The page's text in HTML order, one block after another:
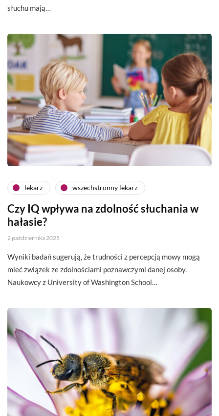
słuchu mają…
lekarz wszechstronny lekarz
Czy IQ wpływa na zdolność słuchania w
hałasie?
2 października 2025
Wyniki badań sugerują, że trudności z percepcją mowy mogą
mieć związek ze zdolnościami poznawczymi danej osoby.
Naukowcy z University of Washington School…